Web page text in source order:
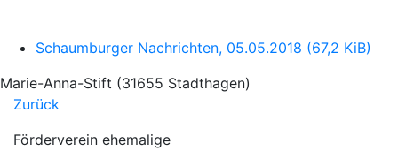
Schaumburger Nachrichten, 05.05.2018 (67,2 KiB)
Marie-Anna-Stift (31655 Stadthagen)
Zurück
Förderverein ehemalige